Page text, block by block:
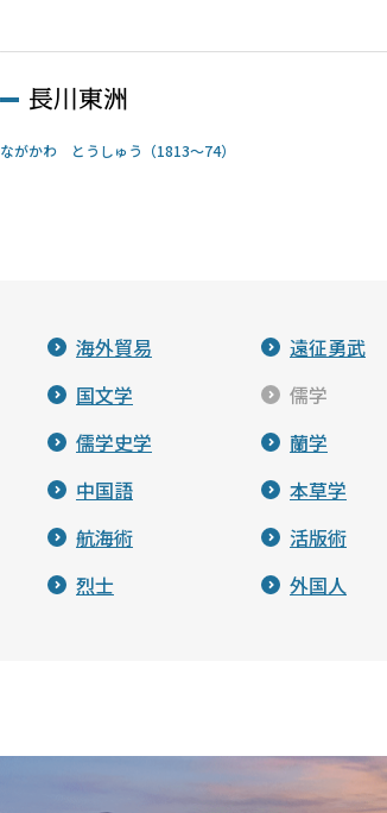
長川東洲
ながかわ とうしゅう（1813～74）
海外貿易 遠征勇武
国文学
儒学
儒学史学
蘭学
中国語
本草学
航海術
活版術
烈士
外国人